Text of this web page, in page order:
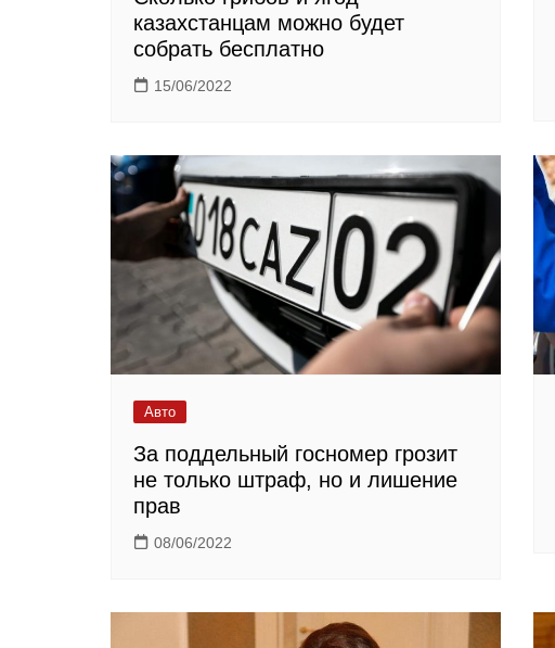
казахстанцам можно будет
собрать бесплатно
15/06/2022
Авто
За поддельный госномер грозит
не только штраф, но и лишение
прав
08/06/2022